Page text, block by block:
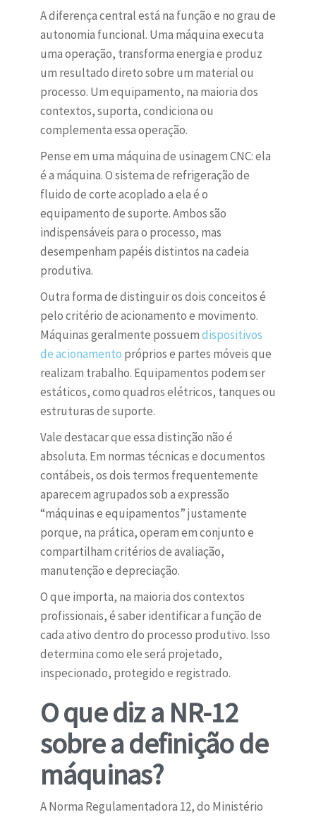
A diferença central está na função e no grau de
autonomia funcional. Uma máquina executa
uma operação, transforma energia e produz
um resultado direto sobre um material ou
processo. Um equipamento, na maioria dos
contextos, suporta, condiciona ou
complementa essa operação.
Pense em uma máquina de usinagem CNC: ela
é a máquina. O sistema de refrigeração de
fluido de corte acoplado a ela é o
equipamento de suporte. Ambos são
indispensáveis para o processo, mas
desempenham papéis distintos na cadeia
produtiva.
Outra forma de distinguir os dois conceitos é
pelo critério de acionamento e movimento.
Máquinas geralmente possuemdispositivos
de acionamento próprios e partes móveis que
realizam trabalho. Equipamentos podem ser
estáticos, como quadros elétricos, tanques ou
estruturas de suporte.
Vale destacar que essa distinção não é
absoluta. Em normas técnicas e documentos
contábeis, os dois termos frequentemente
aparecem agrupados sob a expressão
“máquinas e equipamentos” justamente
porque, na prática, operam em conjunto e
compartilham critérios de avaliação,
manutenção e depreciação.
O que importa, na maioria dos contextos
profissionais, é saber identificar a função de
cada ativo dentro do processo produtivo. Isso
determina como ele será projetado,
inspecionado, protegido e registrado.
O que diz a NR-12
sobre a definição de
máquinas?
A Norma Regulamentadora 12, do Ministério